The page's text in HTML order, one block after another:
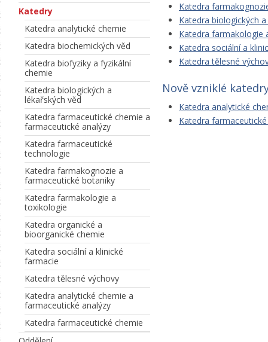
Katedry
Katedra analytické chemie
Katedra biochemických věd
Katedra biofyziky a fyzikální
chemie
Katedra biologických a
lékařských věd
Katedra farmaceutické chemie a
farmaceutické analýzy
Katedra farmaceutické
technologie
Katedra farmakognozie a
farmaceutické botaniky
Katedra farmakologie a
toxikologie
Katedra organické a
bioorganické chemie
Katedra sociální a klinické
farmacie
Katedra tělesné výchovy
Katedra analytické chemie a
farmaceutické analýzy
Katedra farmaceutické chemie
Katedra
Katedra biologických
Katedra farmakologie
Katedra sociální a
Katedra tělesné
Nově vzniklé
Katedra analytické
Katedra